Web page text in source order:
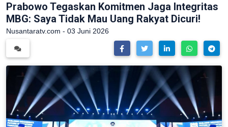
Prabowo Tegaskan Komitmen Jaga Integritas
MBG: Saya Tidak Mau Uang Rakyat Dicuri!
Nusantaratv.com - 03 Juni 2026